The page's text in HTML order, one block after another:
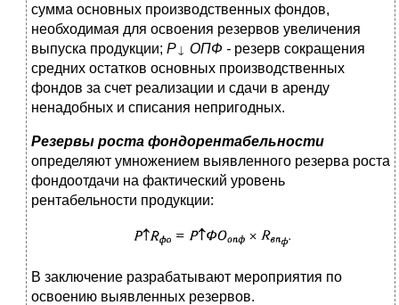
сумма основных производственных фондов,
необходимая для освоения резервов увеличения
выпуска продукции; Р ОПФ - резерв сокращения
средних остатков основных производственных
фондов за счет реализации и сдачи в аренду
ненадобных и списания непригодных.
Резервы роста фондорентабельности
определяют умножением выявленного резерва роста
фондоотдачи на фактический уровень
рентабельности продукции:
В заключение разрабатывают мероприятия по
освоению выявленных резервов.